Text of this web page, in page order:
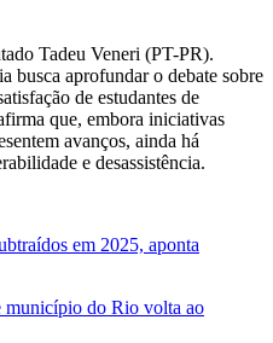
Tadeu Veneri (PT-PR).
busca aprofundar o debate sobre
de estudantes de
que, embora iniciativas
avanços, ainda há
e desassistência.
em 2025, aponta
município do Rio volta ao